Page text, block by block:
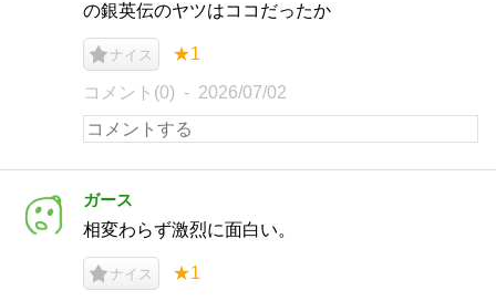
の銀英伝のヤツはココだったか
ナイス ★1
コメント(0) 2026/07/02
ガース
相変わらず激烈に面白い。
ナイス ★1